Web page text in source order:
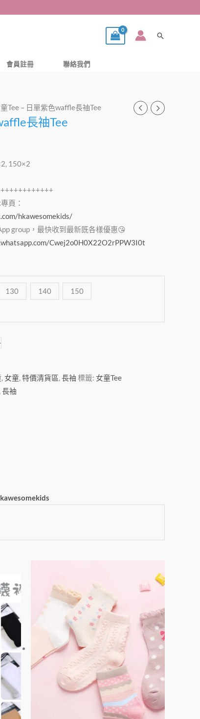
搜
會員註冊 聯絡我們
Tee – 日單紫色waffle長䄂Tee
長䄂Tee
150×2
頁：
hkawesomekids/
group，最快收到最新既各樣優惠😘
Cwej2o0H0X22O2rPPW3I0t
130 140 150
女童 特價清貨區 長袖 標籤: 女童Tee
長袖
。
在
產
品